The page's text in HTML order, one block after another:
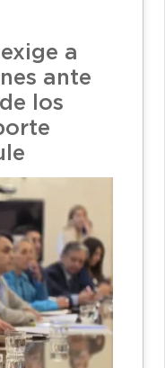
a
ante
los